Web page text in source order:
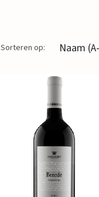
Sorteren op: Naam